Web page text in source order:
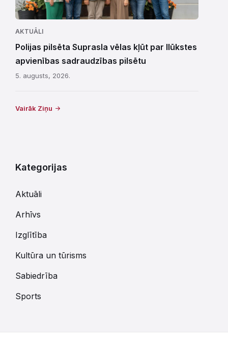
AKTUĀLI
Polijas pilsēta Suprasla vēlas kļūt par Ilūkstes
apvienības sadraudzības pilsētu
5. augusts, 2026.
Vairāk Ziņu
Kategorijas
Aktuāli
Arhīvs
Izglītība
Kultūra un tūrisms
Sabiedrība
Sports